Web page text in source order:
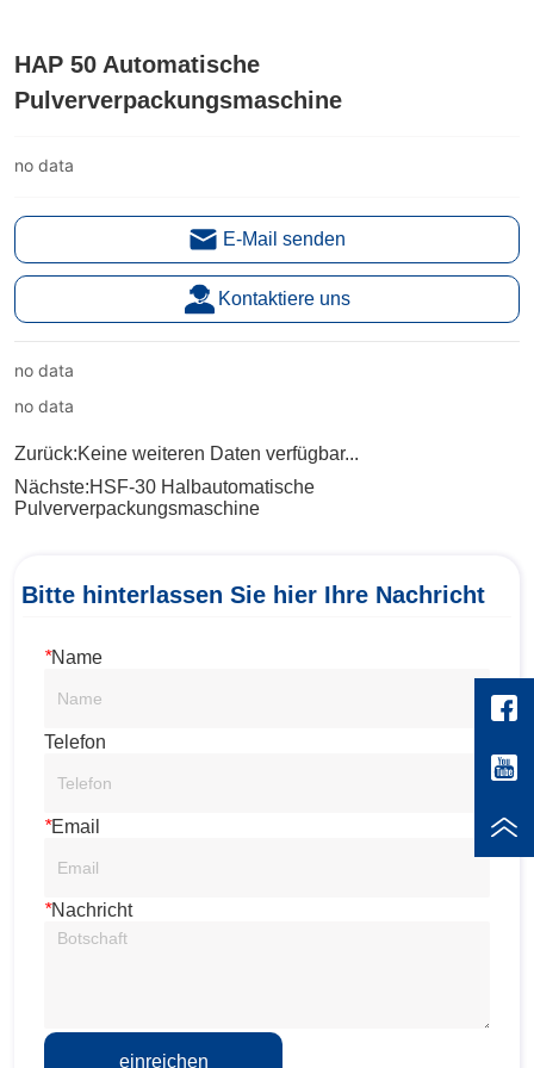
HAP 50 Automatische
Pulververpackungsmaschine
no data
E-Mail senden
Kontaktiere uns
no data
no data
Zurück:Keine weiteren Daten verfügbar...
Nächste:HSF-30 Halbautomatische
Pulververpackungsmaschine
Bitte hinterlassen Sie hier Ihre Nachricht
*Name
Telefon
*Email
*Nachricht
einreichen